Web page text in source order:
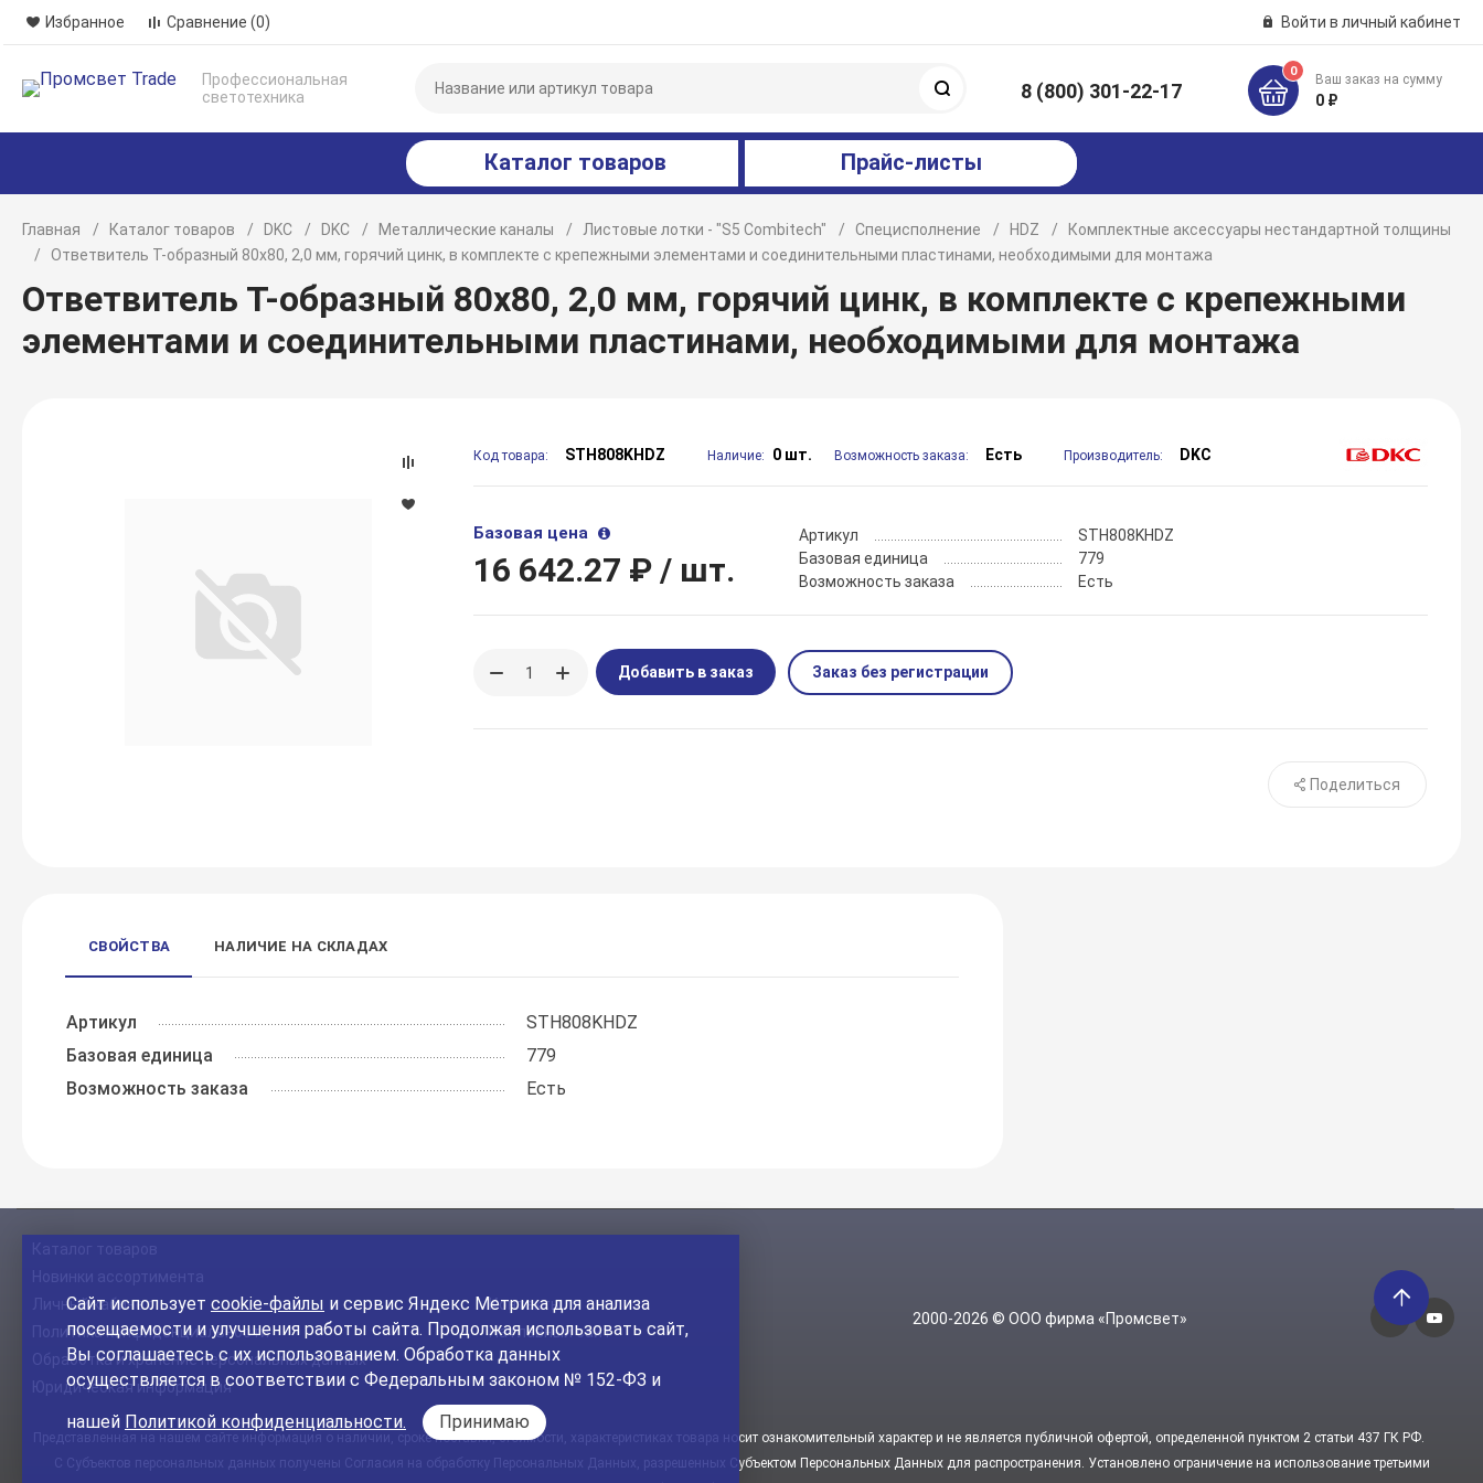
Избранное Сравнение (0) Войти в личный кабинет
Профессиональная
светотехника
8 (800) 301-22-17
0
Ваш заказ на сумму
0 ₽
Каталог товаров Прайс-листы
Главная Каталог товаров DKC DKC Металлические каналы Листовые лотки - "S5 Combitech" Специсполнение HDZ
Комплектные аксессуары нестандартной толщины
Ответвитель Т-образный 80х80, 2,0 мм, горячий цинк, в комплекте с крепежными элементами и соединительными пластинами, необходимыми для монтажа
Ответвитель Т-образный 80х80, 2,0 мм, горячий цинк, в комплекте с крепежными
элементами и соединительными пластинами, необходимыми для монтажа
Код товара: STH808KHDZ Наличие: 0 шт. Возможность заказа: Есть Производитель: DKC
Базовая цена
16 642.27 ₽ / шт.
Артикул
STH808KHDZ
Базовая единица
779
Возможность заказа
Есть
Добавить в заказ Заказ без регистрации
Поделиться
СВОЙСТВА НАЛИЧИЕ НА СКЛАДАХ
Артикул
STH808KHDZ
Базовая единица
779
Возможность заказа
Есть
Каталог товаров
Новинки ассортимента
Личный кабинет
Политика конфиденциальности
Обработка и хранение персональных данных
Юридическая информация
Контакты
На главный сайт
2000-2026 © ООО фирма «Промсвет»
Представленная на нашем сайте информация о наличии, сроке поставки, стоимости, характеристиках товара носит ознакомительный характер и не является публичной офертой, определенной пунктом 2 статьи 437 ГК РФ.
С Субъектов персональных данных получены Согласия на обработку Персональных Данных, разрешенных Субъектом Персональных Данных для распространения. Установлено ограничение на использование третьими
Сайт использует cookie-файлы и сервис Яндекс Метрика для анализа
посещаемости и улучшения работы сайта. Продолжая использовать сайт,
Вы соглашаетесь с их использованием. Обработка данных
осуществляется в соответствии с Федеральным законом № 152-ФЗ и
нашей Политикой конфиденциальности. Принимаю